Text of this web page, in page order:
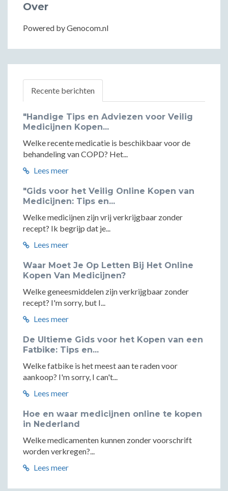
Over
Powered by Genocom.nl
Recente berichten
"Handige Tips en Adviezen voor Veilig
Medicijnen Kopen...
Welke recente medicatie is beschikbaar voor de
behandeling van COPD? Het...
Lees meer
"Gids voor het Veilig Online Kopen van
Medicijnen: Tips en...
Welke medicijnen zijn vrij verkrijgbaar zonder
recept? Ik begrijp dat je...
Lees meer
Waar Moet Je Op Letten Bij Het Online
Kopen Van Medicijnen?
Welke geneesmiddelen zijn verkrijgbaar zonder
recept? I'm sorry, but I...
Lees meer
De Ultieme Gids voor het Kopen van een
Fatbike: Tips en...
Welke fatbike is het meest aan te raden voor
aankoop? I'm sorry, I can't...
Lees meer
Hoe en waar medicijnen online te kopen
in Nederland
Welke medicamenten kunnen zonder voorschrift
worden verkregen?...
Lees meer